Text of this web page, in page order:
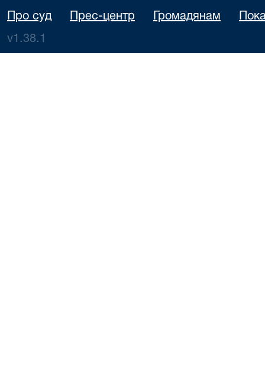
Про суд Прес-центр Громадянам
v1.38.1